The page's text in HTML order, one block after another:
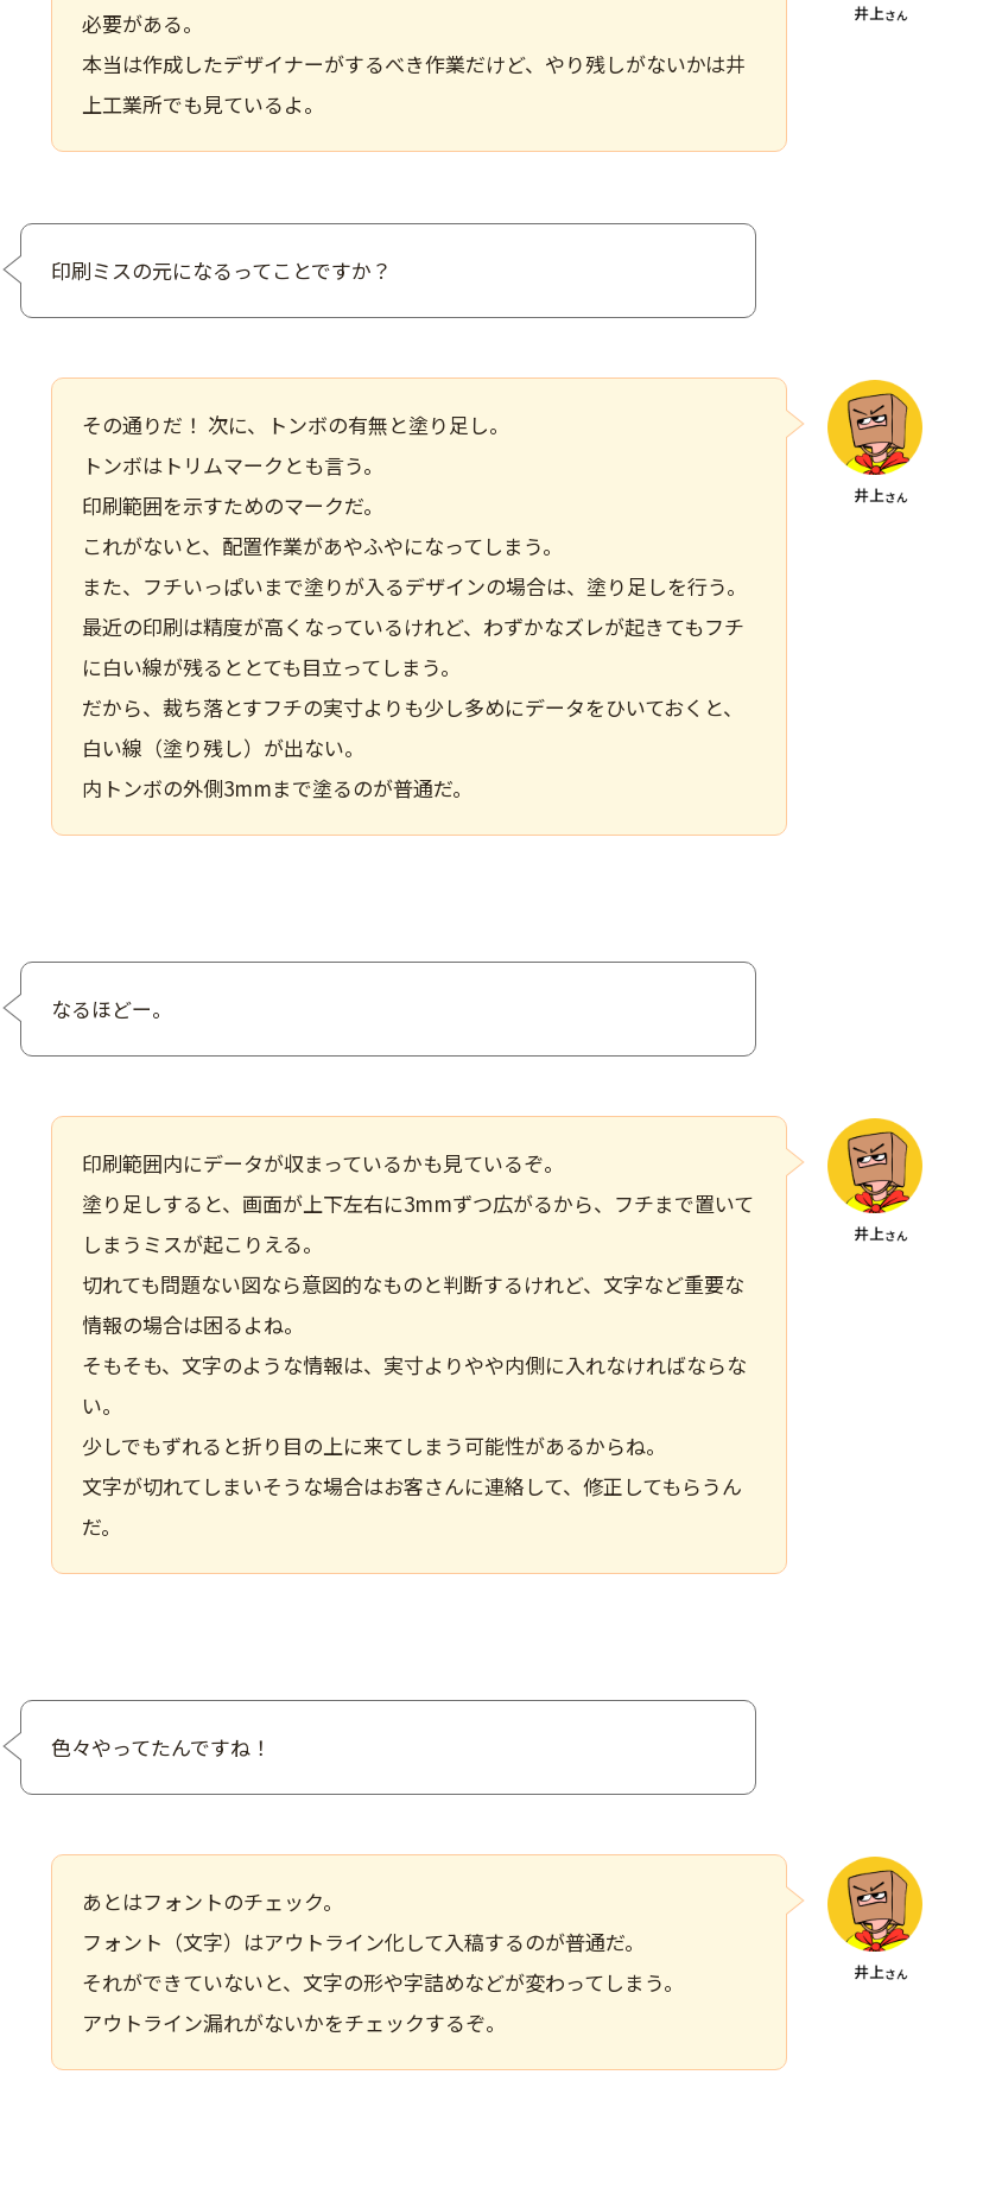
必要がある。
本当は作成したデザイナーがするべき作業だけど、やり残しがないかは井
上工業所でも見ているよ。
印刷ミスの元になるってことですか？
その通りだ！ 次に、 トンボの有無と塗り足し。
トンボはトリムマークとも言う。
印刷範囲を示すためのマークだ。
これがないと、配置作業があやふやになってしまう。
また、フチいっぱいまで塗りが入るデザインの場合は、塗り足しを行う。
最近の印刷は精度が高くなっているけれど、わずかなズレが起きてもフチ
に白い線が残るととても目立ってしまう。
だから、裁ち落とすフチの実寸よりも少し多めにデータをひいておくと、
白い線（塗り残し）が出ない。
内トンボの外側3mmまで塗るのが普通だ。
なるほどー。
印刷範囲内にデータが収まっているかも見ているぞ。
塗り足しすると、画面が上下左右に3mmずつ広がるから、フチまで置いて
しまうミスが起こりえる。
切れても問題ない図なら意図的なものと判断するけれど、文字など重要な
情報の場合は困るよね。
そもそも、文字のような情報は、実寸よりやや内側に入れなければならな
い。
少しでもずれると折り目の上に来てしまう可能性があるからね。
文字が切れてしまいそうな場合はお客さんに連絡して、修正してもらうん
だ。
色々やってたんですね！
あとはフォントのチェック。
フォント（文字）はアウトライン化して入稿するのが普通だ。
それができていないと、文字の形や字詰めなどが変わってしまう。
アウトライン漏れがないかをチェックするぞ。